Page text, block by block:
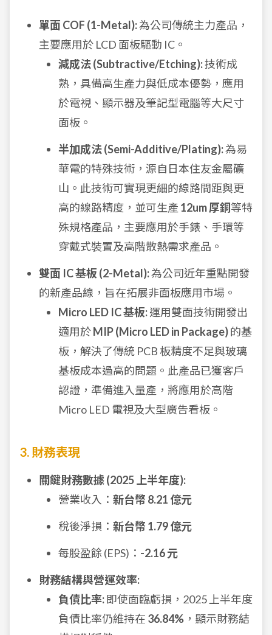
單面 COF (1-Metal):為公司傳統主力產品，
主要應用於 LCD 面板驅動 IC。
減成法 (Subtractive/Etching):技術成
熟，具備高生產力與低成本優勢，應用
於電視、顯示器及筆記型電腦等大尺寸
面板。
半加成法 (Semi-Additive/Plating):為易
華電的特殊技術，源自日本住友金屬礦
山。此技術可實現更細的線路間距與更
高的線路精度，並可生產 12um 厚銅等特
殊規格產品，主要應用於手錶、手環等
穿戴式裝置及高階散熱需求產品。
雙面 IC 基板 (2-Metal):為公司近年重點開發
的新產品線，旨在拓展非面板應用市場。
Micro LED IC 基板:運用雙面技術開發出
適用於MIP (Micro LED in Package)的基
板，解決了傳統 PCB 板精度不足與玻璃
基板成本過高的問題。此產品已獲客戶
認證，準備進入量產，將應用於高階
Micro LED 電視及大型廣告看板。
3. 財務表現
關鍵財務數據 (2025 上半年度):
營業收入： 新台幣 8.21 億元
稅後淨損： 新台幣 1.79 億元
每股盈餘 (EPS)： -2.16 元
財務結構與營運效率:
負債比率:即使面臨虧損，2025 上半年度
負債比率仍維持在 36.84% ，顯示財務結